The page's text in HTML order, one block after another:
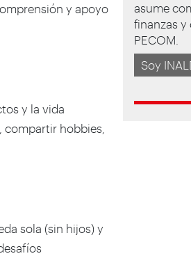
y apoyo
y la vida
compartir hobbies,
sola (sin hijos) y
asume
finanzas y
PECOM.
Soy